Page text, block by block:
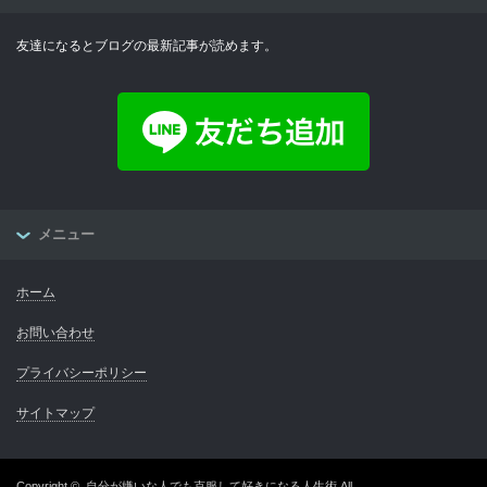
友達になるとブログの最新記事が読めます。
メニュー
ホーム
お問い合わせ
プライバシーポリシー
サイトマップ